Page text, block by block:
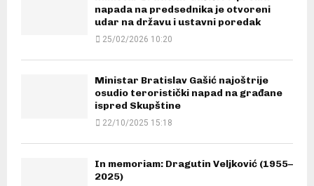
napada na predsednika je otvoreni
udar na državu i ustavni poredak
25/02/2026 10:20
Ministar Bratislav Gašić najoštrije
osudio teroristički napad na građane
ispred Skupštine
22/10/2025 15:18
In memoriam: Dragutin Veljković (1955–
2025)